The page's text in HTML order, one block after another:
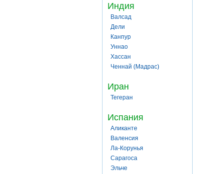
Индия
Валсад
Дели
Канпур
Уннао
Хассан
Ченнай (Мадрас)
Иран
Тегеран
Испания
Аликанте
Валенсия
Ла-Корунья
Сарагоса
Эльче